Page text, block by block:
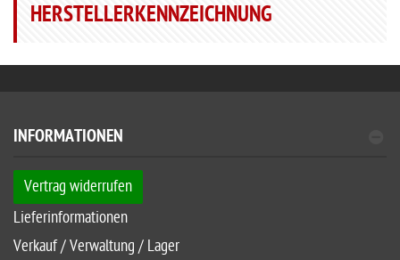
HERSTELLERKENNZEICHNUNG
INFORMATIONEN
Vertrag widerrufen
Lieferinformationen
Verkauf / Verwaltung / Lager